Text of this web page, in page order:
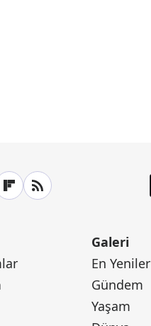
Galeri
En Yeniler
Gündem
Yaşam